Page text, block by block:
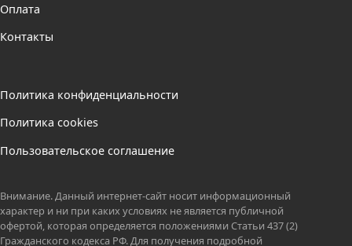
Оплата
Контакты
Политика конфиденциальности
Политика cookies
Пользовательское соглашение
Внимание. Данный интернет-сайт носит информационный
характер и ни при каких условиях не является публичной
офертой, которая определяется положениями Статьи 437 (2)
Гражданского кодекса РФ. Для получения подробной